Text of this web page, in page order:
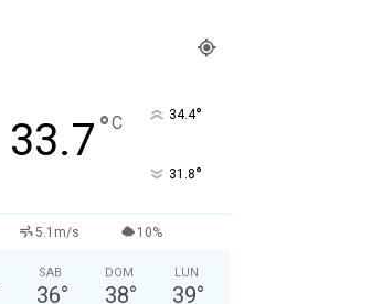
33.7°C 34.4°
31.8°
5.1m/s 10%
SAB
36°
DOM
38°
LUN
39°